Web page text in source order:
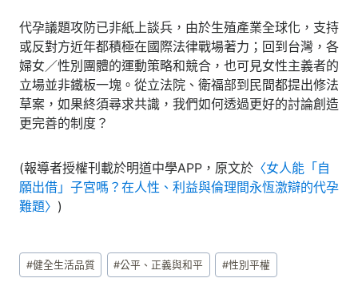
代孕議題攻防已非紙上談兵，由於生殖產業全球化，支持
或反對方近年都積極在國際法律戰場著力；回到台灣，各
婦女／性別團體的運動策略和競合，也可見女性主義者的
立場並非鐵板一塊。從立法院、衛福部到民間都提出修法
草案，如果終須尋求共識，我們如何透過更好的討論創造
更完善的制度？
(報導者授權刊載於明道中學APP，原文於 〈女人能「自
願出借」子宮嗎？在人性、利益與倫理間永恆激辯的代孕
難題〉 )
Post
Tags:
#健全生活品質 #公平、正義與和平 #性別平權